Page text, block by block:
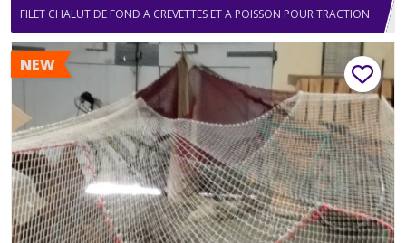
FILET CHALUT DE FOND A CREVETTES ET A POISSON POUR TRACTION
100 CV MAXI
NEW